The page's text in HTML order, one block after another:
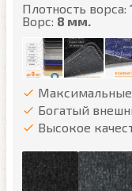
Плотность ворса:
Ворс: 8 мм.
Богатый
Высокое